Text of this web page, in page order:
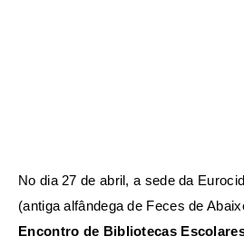
No dia 27 de abril, a sede da
(antiga alfândega de Feces de
Encontro de Bibliotecas